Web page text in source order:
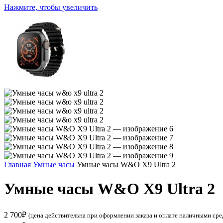
Нажмите, чтобы увеличить
Главная Умные часы Умные часы W&O X9 Ultra 2
Умные часы W&O X9 Ultra 2
2 700₽ (цена действительна при оформлении заказа и оплате наличными